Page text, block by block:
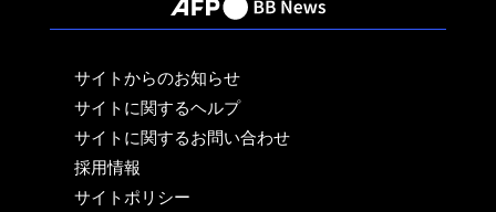
サイトからのお知らせ
サイトに関するヘルプ
サイトに関するお問い合わせ
採用情報
サイトポリシー